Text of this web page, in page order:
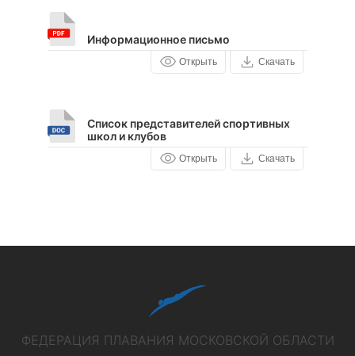
Информационное письмо
Открыть Скачать
Список представителей спортивных
школ и клубов
Открыть Скачать
ФЕДЕРАЦИЯ ПЛАВАНИЯ МОСКОВСКОЙ ОБЛАСТИ